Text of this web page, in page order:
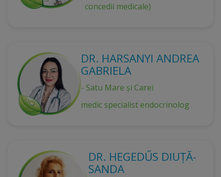
concedii medicale)
DR. HARSANYI ANDREA
GABRIELA
- Satu Mare și Carei
medic specialist endocrinolog
DR. HEGEDŰS DIUȚĂ-
SANDA